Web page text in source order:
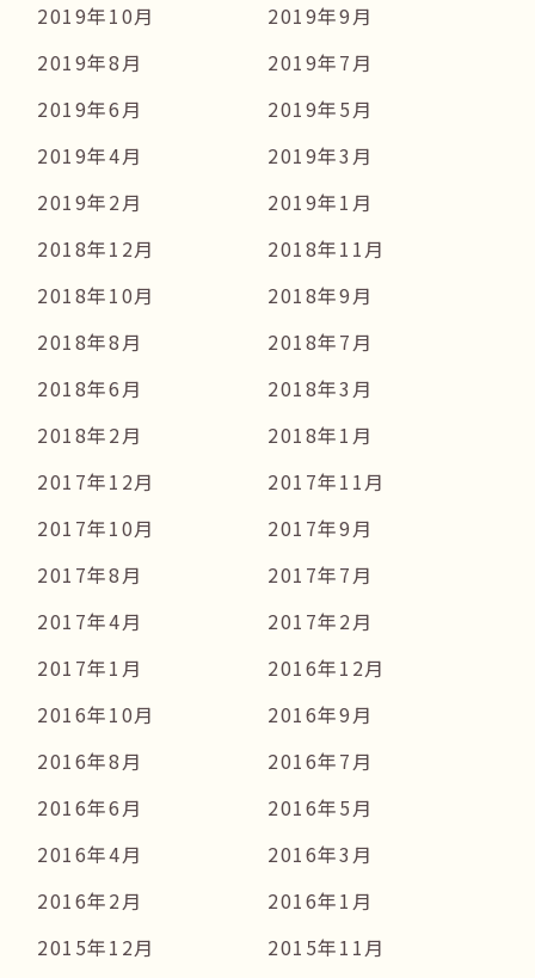
2019年10月
2019年9月
2019年8月
2019年7月
2019年6月
2019年5月
2019年4月
2019年3月
2019年2月
2019年1月
2018年12月
2018年11月
2018年10月
2018年9月
2018年8月
2018年7月
2018年6月
2018年3月
2018年2月
2018年1月
2017年12月
2017年11月
2017年10月
2017年9月
2017年8月
2017年7月
2017年4月
2017年2月
2017年1月
2016年12月
2016年10月
2016年9月
2016年8月
2016年7月
2016年6月
2016年5月
2016年4月
2016年3月
2016年2月
2016年1月
2015年12月
2015年11月